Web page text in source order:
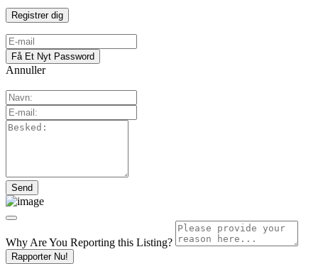
Annuller
Why Are You Reporting this Listing?
Rapporter Nu!